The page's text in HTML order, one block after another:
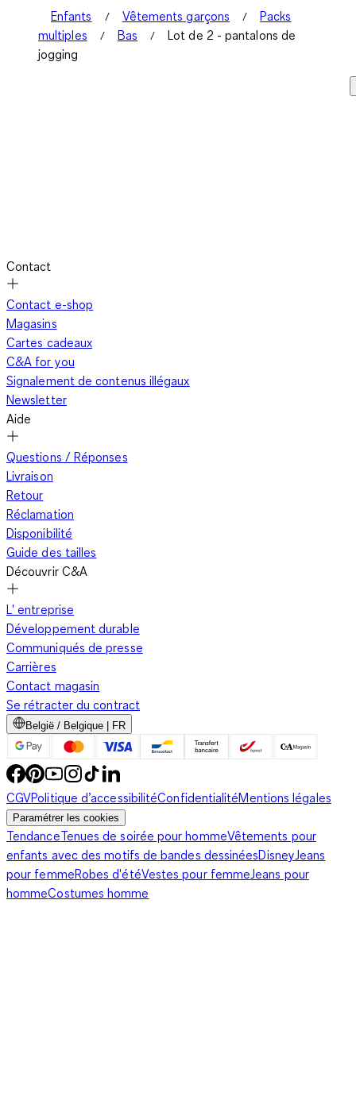
Enfants Vêtements garçons
Packs
multiples
Bas
Lot de 2 - pantalons de
jogging
Contact
Contact e-shop
Magasins
Cartes cadeaux
C&A for you
Signalement de contenus illégaux
Newsletter
Aide
Questions / Réponses
Livraison
Retour
Réclamation
Disponibilité
Guide des tailles
Découvrir C&A
L' entreprise
Développement durable
Communiqués de presse
Carrières
Contact magasin
Se rétracter du contract
België / Belgique | FR
CGVPolitique d’accessibilitéConfidentialitéMentions légales
Paramétrer les cookies
TendanceTenues de soirée pour hommeVêtements pour
enfants avec des motifs de bandes dessinéesDisneyJeans
pour femmeRobes d'étéVestes pour femmeJeans pour
hommeCostumes homme